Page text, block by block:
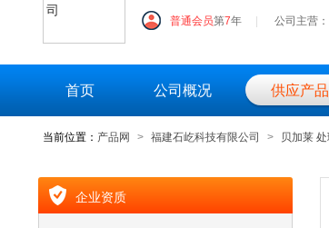
普通会员第7年 公司主营
首页 公司概况 供应产品
当前位置： 产品网 > 福建石屹科技有限公司 > 贝加莱
企业资质